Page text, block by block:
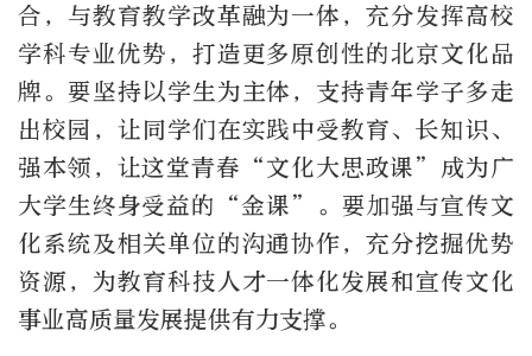
合，与教育教学改革融为一体，充分发挥高校
学科专业优势，打造更多原创性的北京文化品
牌。要坚持以学生为主体，支持青年学子多走
出校园，让同学们在实践中受教育、长知识、
强本领，让这堂青春“文化大思政课”成为广
大学生终身受益的“金课”。要加强与宣传文
化系统及相关单位的沟通协作，充分挖掘优势
资源，为教育科技人才一体化发展和宣传文化
事业高质量发展提供有力支撑。